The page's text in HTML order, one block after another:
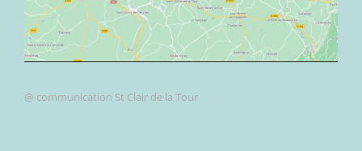
@ communication St Clair de la Tour